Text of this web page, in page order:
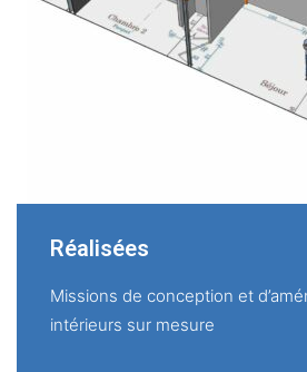
Réalisées
Missions de conception et
intérieurs sur mesure